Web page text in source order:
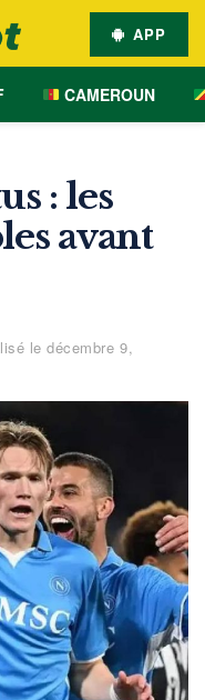
APP
CAMEROUN
: les
avant
le décembre 9,